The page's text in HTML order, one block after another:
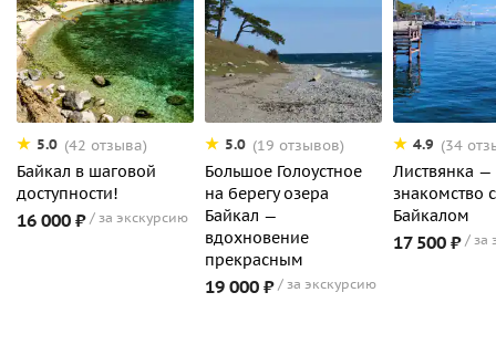
5.0 (42 отзыва)
Байкал в шаговой
доступности!
16 000 ₽ за экскурсию
5.0 (19 отзывов)
Большое Голоустное
на берегу озера
Байкал —
вдохновение
прекрасным
19 000 ₽ за экскурсию
4.9 (34
Листвянка —
знакомство с
Байкалом
17 500 ₽ за